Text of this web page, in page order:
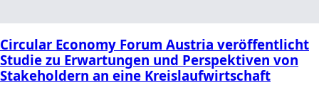
Circular Economy Forum Austria veröffentlicht
Studie zu Erwartungen und Perspektiven von
Stakeholdern an eine Kreislaufwirtschaft